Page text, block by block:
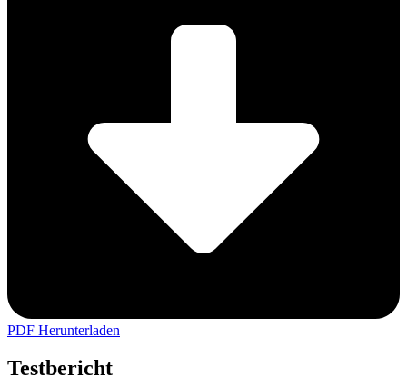
PDF Herunterladen
Testbericht